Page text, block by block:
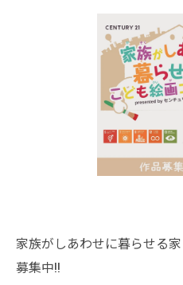
家族がしあわせに暮らせる
募集中!!